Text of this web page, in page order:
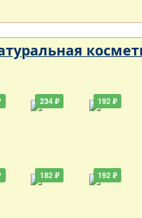
234 ₽
182 ₽
192 ₽
192 ₽